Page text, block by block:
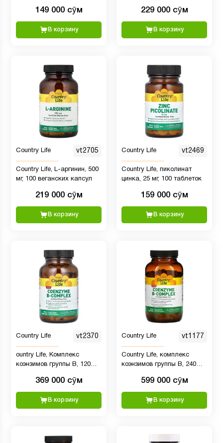
149 000 сӯм
В корзину
229 000 сӯм
В корзину
Country Life vt2705
Country Life, L-аргинин, 500
мг, 100 веганских капсул
219 000 сӯм
В корзину
Country Life vt2469
Country Life, пиколинат
цинка, 25 мг, 100 таблеток
159 000 сӯм
В корзину
Country Life vt2370
ountry Life, Комплекс
коэнзимов группы B, 120
369 000 сӯм
В корзину
Country Life vt1177
Country Life, комплекс
коэнзимов группы B, 240
599 000 сӯм
В корзину